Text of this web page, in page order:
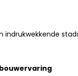
indrukwekkende